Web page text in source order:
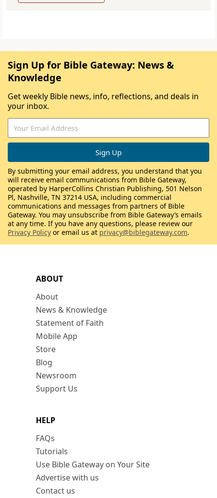
ABOUT
About
News & Knowledge
Statement of Faith
Mobile App
Store
Blog
Newsroom
Support Us
HELP
FAQs
Tutorials
Use Bible Gateway on Your Site
Advertise with us
Contact us
Sign Up for Bible Gateway: News &
Knowledge
Get weekly Bible news, info, reflections, and deals in
your inbox.
By submitting your email address, you understand that you
will receive email communications from Bible Gateway,
operated by HarperCollins Christian Publishing, 501 Nelson
Pl, Nashville, TN 37214 USA, including commercial
communications and messages from partners of Bible
Gateway. You may unsubscribe from Bible Gateway’s emails
at any time. If you have any questions, please review our
Privacy Policy or email us at privacy@biblegateway.com.